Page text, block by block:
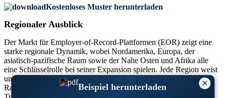
×
Beispiel herunterladen
Kostenloses Muster herunterladen
Regionaler Ausblick
Der Markt für Employer-of-Record-Plattformen (EOR) zeigt eine
starke regionale Dynamik, wobei Nordamerika, Europa, der
asiatisch-pazifische Raum sowie der Nahe Osten und Afrika alle
eine Schlüsselrolle bei seiner Expansion spielen. Jede Region weist
unterschiedliche Trends auf, die durch regulatorische
Rahmenbedingungen, Einstellungspraktiken, digitale